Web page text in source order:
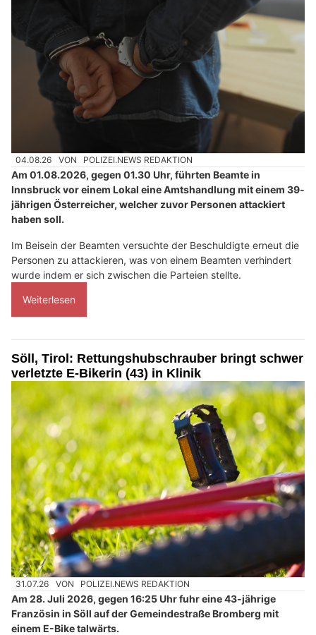
04.08.26 VON POLIZEI.NEWS REDAKTION
Am 01.08.2026, gegen 01.30 Uhr, führten Beamte in
Innsbruck vor einem Lokal eine Amtshandlung mit einem 39-
jährigen Österreicher, welcher zuvor Personen attackiert
haben soll.
Im Beisein der Beamten versuchte der Beschuldigte erneut die
Personen zu attackieren, was von einem Beamten verhindert
wurde indem er sich zwischen die Parteien stellte.
Weiterlesen
Söll, Tirol: Rettungshubschrauber bringt schwer
verletzte E-Bikerin (43) in Klinik
31.07.26 VON POLIZEI.NEWS REDAKTION
Am 28. Juli 2026, gegen 16:25 Uhr fuhr eine 43-jährige
Französin in Söll auf der Gemeindestraße Bromberg mit
einem E-Bike talwärts.